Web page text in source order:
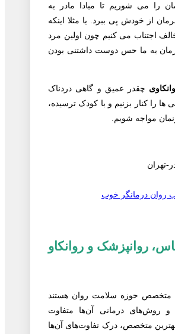
را می شوریم تا مبادا مادر به
از خودش پی ببرد. یا مثلا اینکه
اجتناب می کنیم چون اولین مرد
به ما حس دوست داشتنی بودن
چقدر عمیق و گاهی دردناک
را کنار بزنیم و با کودک ترسیده،
مواجه شویم.
روان درمانگر خوب
روانپزشک و روانکاو
متخصص حوزه سلامت روان هستند
روش‌های درمانی آن‌ها متفاوت
متخصص، درک تفاوت‌های آن‌ها